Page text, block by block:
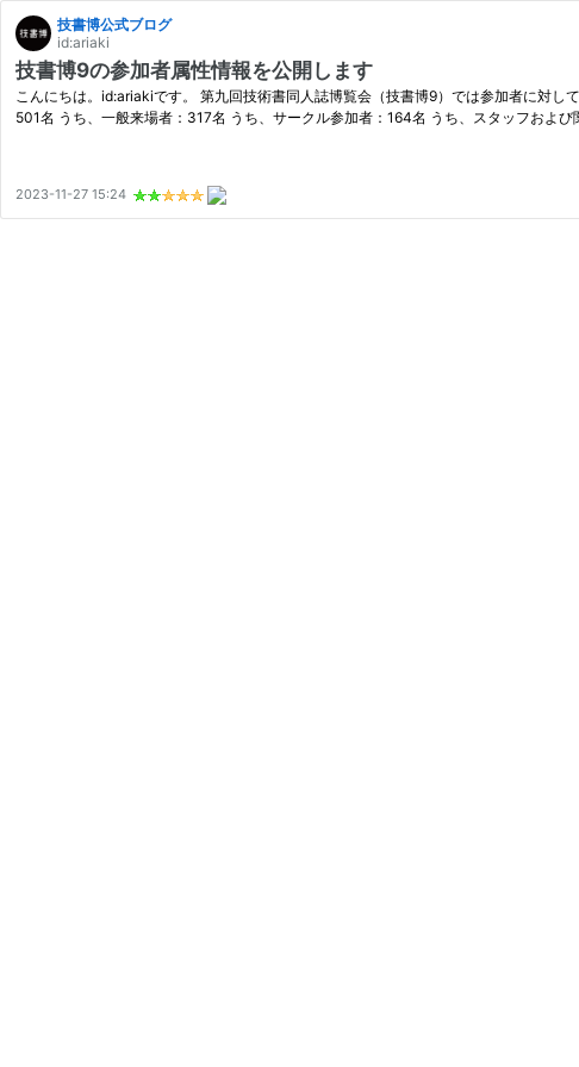
技書博公式ブログ
id:ariaki
技書博9の参加者属性情報を公開します
こんにちは。id:ariakiです。 第九回技術書同人誌博覧会（技書博9）では参加者に対し
501名 うち、一般来場者：317名 うち、サークル参加者：164名 うち、スタッフおよ
2023-11-27 15:24